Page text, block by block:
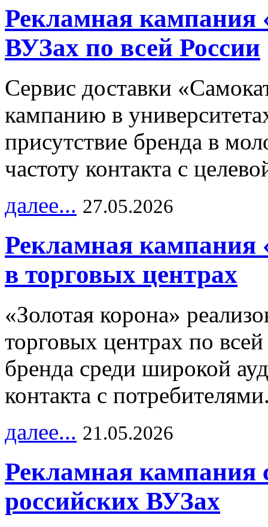
Рекламная кампания
ВУЗах по всей России
Сервис доставки
кампанию в
присутствие бренда в
частоту контакта с
далее... 27.05.2026
Рекламная кампания
в торговых центрах
«Золотая корона»
торговых центрах по
бренда среди широкой
контакта с
далее... 21.05.2026
Рекламная кампания
российских ВУЗах